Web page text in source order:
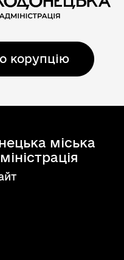
корупцію
міська